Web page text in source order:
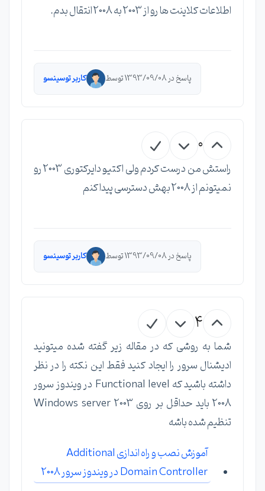
اطلاعات کلاینت ها رو از 2003 به 2008 انتقال بدم.
پاسخ در 1393/09/08 توسط کاربر توسینسو
0
راستش من درست کردم ولی اکتیو دایرکتوری 2003 رو
نمیتونم از 2008 بهش دسترسی پیدا کنم
پاسخ در 1393/09/08 توسط کاربر توسینسو
4
شما به روشی که در مقاله زیر گفته شده میتونید
ادیشنال سرور را ایجاد کنید فقط این نکته را در نظر
داشته باشید که Functional level در ویندوز سرور
2008 باید حداقل بر روی Windows server 2003
تنظیم شده باشه
آموزش نصب و راه اندازی Additional
Domain Controller در ویندوز سرور 2008